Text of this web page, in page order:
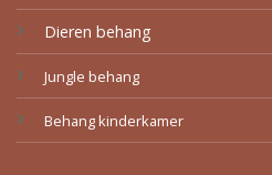
Dieren behang
Jungle behang
Behang kinderkamer